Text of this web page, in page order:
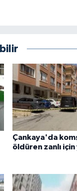
Çankaya'da
öldüren zanlı